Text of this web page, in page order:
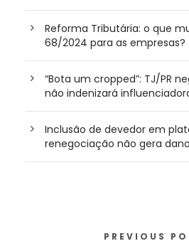
Reforma Tributária: o que
68/2024 para as empresas?
“Bota um cropped”: TJ/PR
não indenizará
Inclusão de devedor em
renegociação não gera
PREVIOUS